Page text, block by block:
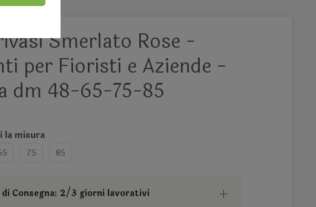
Smerlato Rose -
per Fioristi e Aziende -
dm 48-65-75-85
la misura
75 85
di Consegna: 2/3 giorni lavorativi